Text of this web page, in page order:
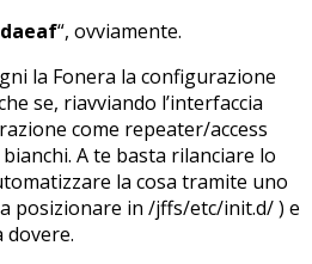
“, ovviamente.
la Fonera la configurazione
se, riavviando l’interfaccia
come repeater/access
A te basta rilanciare lo
la cosa tramite uno
posizionare in /jffs/etc/init.d/ ) e